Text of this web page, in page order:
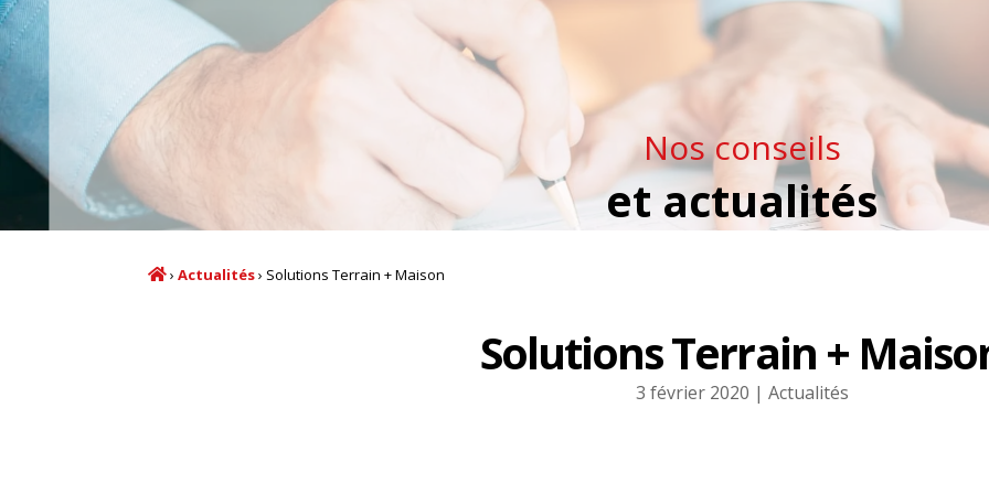
Nos conseils
et actualités
›Actualités› Solutions Terrain + Maison
Solutions Terrain +
3 février 2020 Actualités